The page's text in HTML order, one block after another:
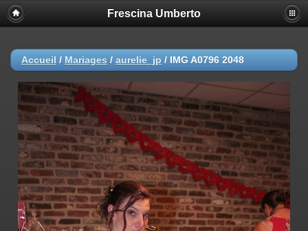
Frescina Umberto
Accueil / Mariages / aurelie_jp / IMG A0796 2048